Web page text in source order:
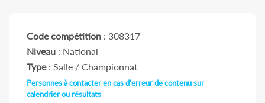
Code compétition : 308317
Niveau : National
Type: Salle / Championnat
Personnes à contacter en cas d'erreur de contenu sur
calendrier ou résultats